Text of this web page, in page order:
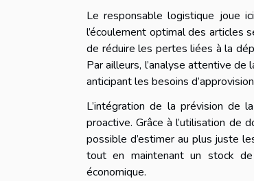
Le responsable logistique joue
l’écoulement optimal des articles
de réduire les pertes liées à la
Par ailleurs, l’analyse attentive
anticipant les besoins
L’intégration de la prévision de
proactive. Grâce à l’utilisation de
possible d’estimer au plus juste
tout en maintenant un stock de
économique.